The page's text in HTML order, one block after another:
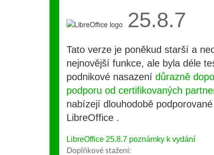
25.8.7
Tato verze je poněkud starší a
nejnovější funkce, ale byla déle
podnikové nasazení důrazně
podporu od certifikovaných
nabízejí dlouhodobě
LibreOffice .
LibreOffice 25.8.7 poznámky k vydání
Doplňkové stažení: